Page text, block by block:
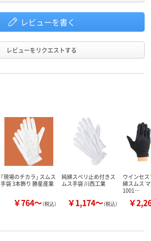
レビューを書く
レビューをリクエストする
「現場のチカラ」 スムス
手袋 3本飾り 勝星産業
￥764～（税込）
純綿スベリ止め付きス
ムス手袋 川西工業
￥1,174～（税込）
ウインセス
綿スムス
1001…
￥